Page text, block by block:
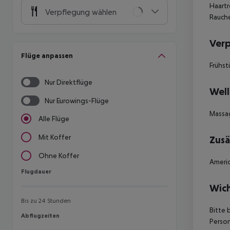
Verpflegung wählen
Flüge anpassen
Nur Direktflüge
Nur Eurowings-Flüge
Alle Flüge
Mit Koffer
Ohne Koffer
Flugdauer
Flugdauer
Bis zu 24 Stunden
Abflugzeiten
Abflugzeiten
Bitte